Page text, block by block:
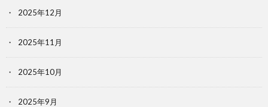
2025年12月
2025年11月
2025年10月
2025年9月